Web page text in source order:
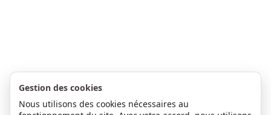
Gestion des cookies
Nous utilisons des cookies nécessaires au